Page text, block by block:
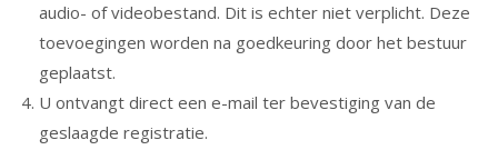
audio- of videobestand. Dit is echter niet verplicht. Deze
toevoegingen worden na goedkeuring door het bestuur
geplaatst.
U ontvangt direct een e-mail ter bevestiging van de
geslaagde registratie.